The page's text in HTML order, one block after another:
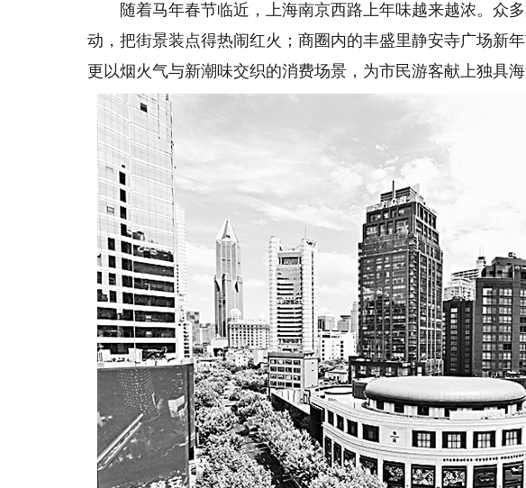
随着马年春节临近，上海南京西路上年味越来越浓。众多
动，把街景装点得热闹红火；商圈内的丰盛里静安寺广场新
更以烟火气与新潮味交织的消费场景，为市民游客献上独具海